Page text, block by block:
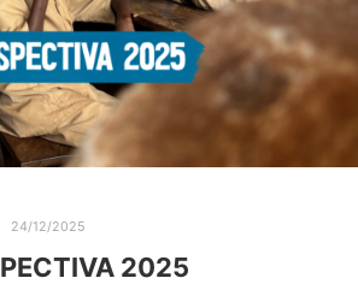
24/12/2025
2025